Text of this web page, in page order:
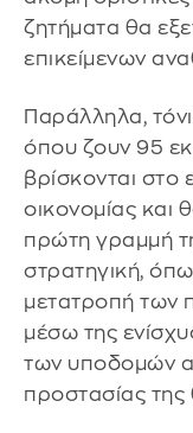
ζητήματα θα
επικείμενων
Παράλληλα,
όπου ζουν 95
βρίσκονται στο
οικονομίας και
πρώτη γραμμή
στρατηγική,
μετατροπή των
μέσω της
των υποδομών
προστασίας της